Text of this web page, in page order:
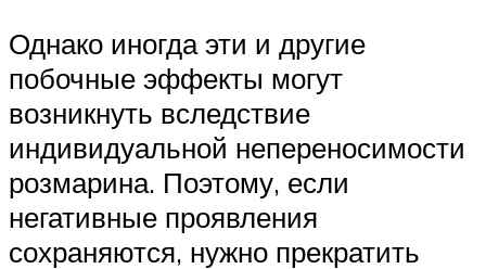
Однако иногда эти и другие
побочные эффекты могут
возникнуть вследствие
индивидуальной непереносимости
розмарина. Поэтому, если
негативные проявления
сохраняются, нужно прекратить